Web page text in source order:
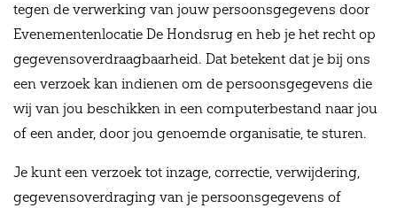
tegen de verwerking van jouw persoonsgegevens door
Evenementenlocatie De Hondsrug en heb je het recht op
gegevensoverdraagbaarheid. Dat betekent dat je bij ons
een verzoek kan indienen om de persoonsgegevens die
wij van jou beschikken in een computerbestand naar jou
of een ander, door jou genoemde organisatie, te sturen.
Je kunt een verzoek tot inzage, correctie, verwijdering,
gegevensoverdraging van je persoonsgegevens of